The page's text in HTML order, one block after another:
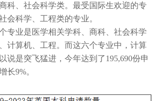
科、社会科学类。最受国际生欢迎的专
社会科学 工程类的专业。
专业是医学相关学科、商科、社会科学
计算机、工程。而这六个专业中，计算
说是突飞猛进，今年达到了195,690份申
长9%。